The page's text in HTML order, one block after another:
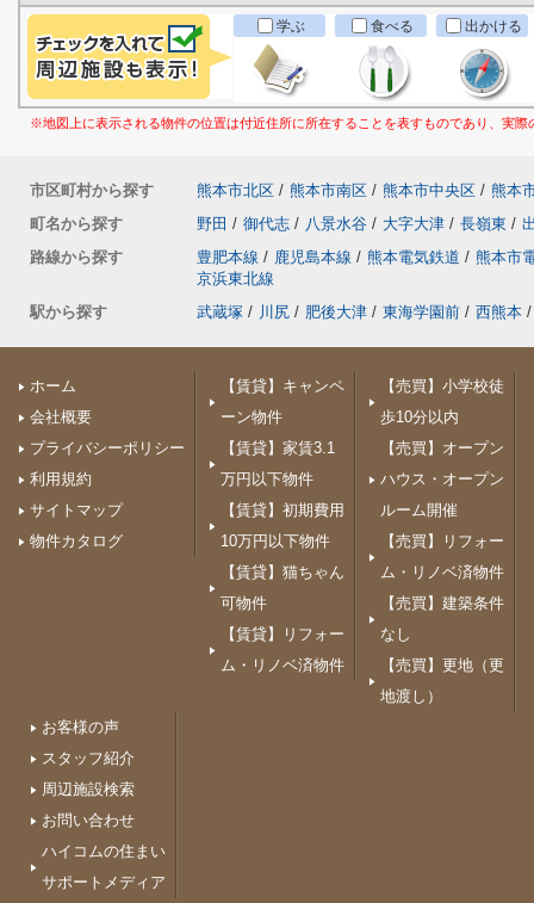
学ぶ 食べる 出かける
※地図上に表示される物件の位置は付近住所に所在することを表すものであり、実
市区町村から探す 熊本市北区 / 熊本市南区 / 熊本市中央区 / 熊本
町名から探す
野田 / 御代志 / 八景水谷 / 大字大津 / 長嶺東 /
路線から探す
豊肥本線 / 鹿児島本線 / 熊本電気鉄道 / 熊本市
京浜東北線
駅から探す
武蔵塚 / 川尻 / 肥後大津 / 東海学園前 / 西熊本 /
ホーム
会社概要
プライバシーポリシー
利用規約
サイトマップ
物件カタログ
【賃貸】キャンペ
ーン物件
【賃貸】家賃3.1
万円以下物件
【賃貸】初期費用
10万円以下物件
【賃貸】猫ちゃん
可物件
【賃貸】リフォー
ム・リノベ済物件
【売買】小学校徒
歩10分以内
【売買】オープン
ハウス・オープン
ルーム開催
【売買】リフォー
ム・リノベ済物件
【売買】建築条件
なし
【売買】更地（更
地渡し）
お客様の声
スタッフ紹介
周辺施設検索
お問い合わせ
ハイコムの住まい
サポートメディア